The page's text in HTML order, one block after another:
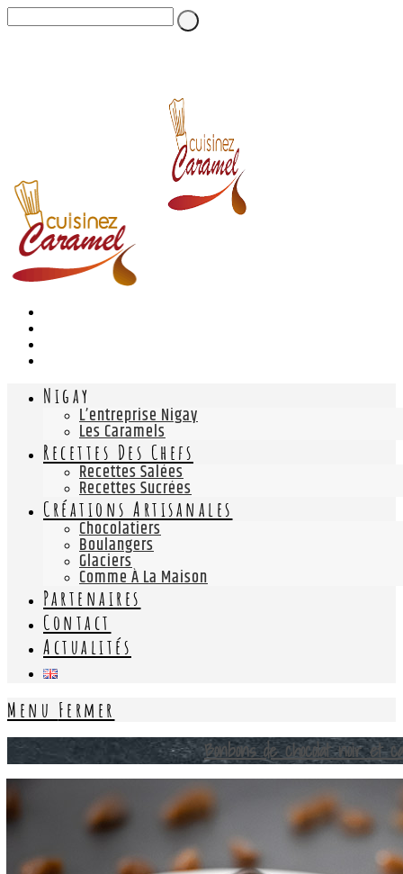
Nigay
L’entreprise Nigay
Les Caramels
Recettes Des Chefs
Recettes Salées
Recettes Sucrées
Créations Artisanales
Chocolatiers
Boulangers
Glaciers
Comme À La Maison
Partenaires
Contact
Actualités
Menu Fermer
Bonbons de chocolat noir et